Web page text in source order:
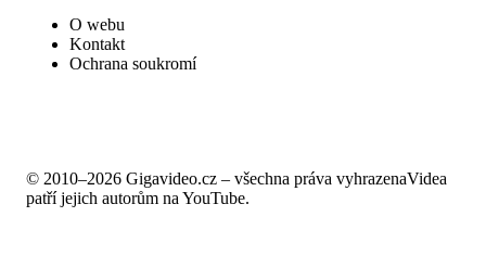
O webu
Kontakt
Ochrana soukromí
© 2010–2026 Gigavideo.cz – všechna práva vyhrazenaVidea
patří jejich autorům na YouTube.